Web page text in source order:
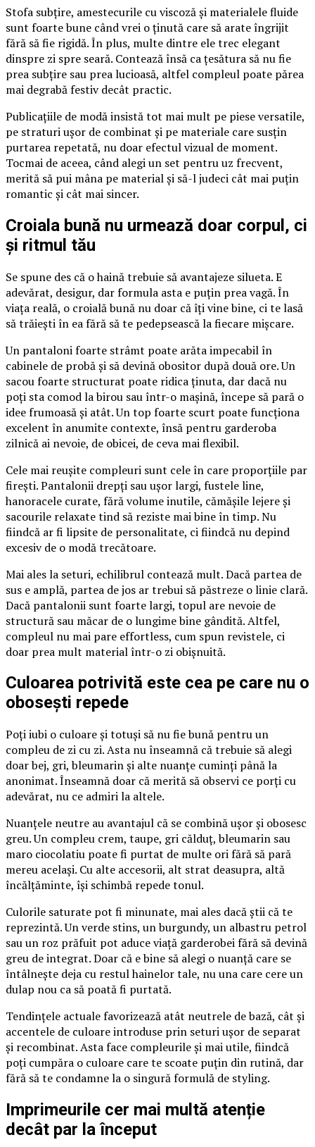
Stofa subțire, amestecurile cu viscoză și materialele fluide
sunt foarte bune când vrei o ținută care să arate îngrijit
fără să fie rigidă. În plus, multe dintre ele trec elegant
dinspre zi spre seară. Contează însă ca țesătura să nu fie
prea subțire sau prea lucioasă, altfel compleul poate părea
mai degrabă festiv decât practic.
Publicațiile de modă insistă tot mai mult pe piese versatile,
pe straturi ușor de combinat și pe materiale care susțin
purtarea repetată, nu doar efectul vizual de moment.
Tocmai de aceea, când alegi un set pentru uz frecvent,
merită să pui mâna pe material și să-l judeci cât mai puțin
romantic și cât mai sincer.
Croiala bună nu urmează doar corpul, ci
și ritmul tău
Se spune des că o haină trebuie să avantajeze silueta. E
adevărat, desigur, dar formula asta e puțin prea vagă. În
viața reală, o croială bună nu doar că îți vine bine, ci te lasă
să trăiești în ea fără să te pedepsească la fiecare mișcare.
Un pantaloni foarte strâmt poate arăta impecabil în
cabinele de probă și să devină obositor după două ore. Un
sacou foarte structurat poate ridica ținuta, dar dacă nu
poți sta comod la birou sau într-o mașină, începe să pară o
idee frumoasă și atât. Un top foarte scurt poate funcționa
excelent în anumite contexte, însă pentru garderoba
zilnică ai nevoie, de obicei, de ceva mai flexibil.
Cele mai reușite compleuri sunt cele în care proporțiile par
firești. Pantalonii drepți sau ușor largi, fustele line,
hanoracele curate, fără volume inutile, cămășile lejere și
sacourile relaxate tind să reziste mai bine în timp. Nu
fiindcă ar fi lipsite de personalitate, ci fiindcă nu depind
excesiv de o modă trecătoare.
Mai ales la seturi, echilibrul contează mult. Dacă partea de
sus e amplă, partea de jos ar trebui să păstreze o linie clară.
Dacă pantalonii sunt foarte largi, topul are nevoie de
structură sau măcar de o lungime bine gândită. Altfel,
compleul nu mai pare effortless, cum spun revistele, ci
doar prea mult material într-o zi obișnuită.
Culoarea potrivită este cea pe care nu o
obosești repede
Poți iubi o culoare și totuși să nu fie bună pentru un
compleu de zi cu zi. Asta nu înseamnă că trebuie să alegi
doar bej, gri, bleumarin și alte nuanțe cuminți până la
anonimat. Înseamnă doar că merită să observi ce porți cu
adevărat, nu ce admiri la altele.
Nuanțele neutre au avantajul că se combină ușor și obosesc
greu. Un compleu crem, taupe, gri călduț, bleumarin sau
maro ciocolatiu poate fi purtat de multe ori fără să pară
mereu același. Cu alte accesorii, alt strat deasupra, altă
încălțăminte, își schimbă repede tonul.
Culorile saturate pot fi minunate, mai ales dacă știi că te
reprezintă. Un verde stins, un burgundy, un albastru petrol
sau un roz prăfuit pot aduce viață garderobei fără să devină
greu de integrat. Doar că e bine să alegi o nuanță care se
întâlnește deja cu restul hainelor tale, nu una care cere un
dulap nou ca să poată fi purtată.
Tendințele actuale favorizează atât neutrele de bază, cât și
accentele de culoare introduse prin seturi ușor de separat
și recombinat. Asta face compleurile și mai utile, fiindcă
poți cumpăra o culoare care te scoate puțin din rutină, dar
fără să te condamne la o singură formulă de styling.
Imprimeurile cer mai multă atenție
decât par la început